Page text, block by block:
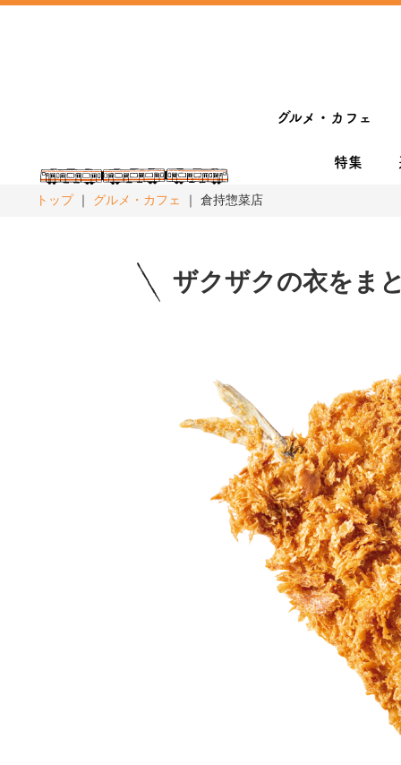
グルメ・カフェ
特集
トップ グルメ・カフェ 倉持惣菜店
ザクザクの衣をま